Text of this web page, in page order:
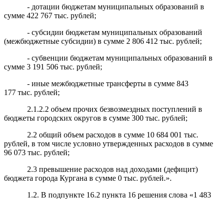
- дотации бюджетам муниципальных образований в
сумме 422 767 тыс. рублей;
- субсидии бюджетам муниципальных образований
(межбюджетные субсидии) в сумме 2 806 412 тыс. рублей;
- субвенции бюджетам муниципальных образований в
сумме 3 191 506 тыс. рублей;
- иные межбюджетные трансферты в сумме843
177 тыс. рублей;
2.1.2.2 объем прочих безвозмездных поступлений в
бюджеты городских округов в сумме 300 тыс. рублей;
2.2 общий объем расходов в сумме 10 684 001 тыс.
рублей, в том числе условно утвержденных расходов в сумме
96 073 тыс. рублей;
2.3 превышение расходов над доходами (дефицит)
бюджета города Кургана в сумме 0 тыс. рублей.».
1.2. В подпункте 16.2 пункта 16 решения слова «1 483